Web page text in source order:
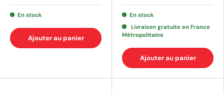
En stock
Ajouter au panier
En stock
Livraison gratuite en France
Métropolitaine
Ajouter au panier